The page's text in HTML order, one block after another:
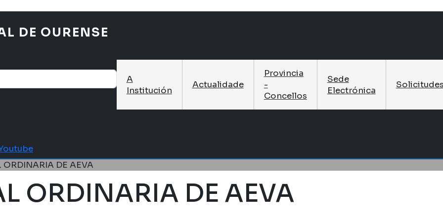
DE OURENSE
A
Institución
Actualidade
Provincia
-
Concellos
Sede
Electrónica
DE AEVA
ORDINARIA DE AEVA